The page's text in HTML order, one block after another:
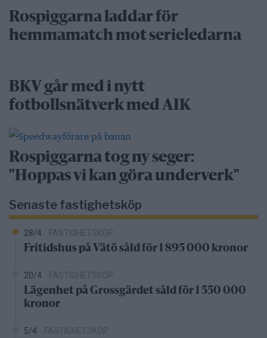
Rospiggarna laddar för
hemmamatch mot serieledarna
BKV går med i nytt
fotbollsnätverk med AIK
Rospiggarna tog ny seger:
"Hoppas vi kan göra underverk"
Senaste fastighetsköp
28/4 FASTIGHETSKÖP
Fritidshus på Vätö såld för 1 895 000 kronor
20/4 FASTIGHETSKÖP
Lägenhet på Grossgärdet såld för 1 550 000
kronor
5/4 FASTIGHETSKÖP